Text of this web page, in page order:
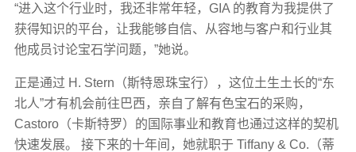
“进入这个行业时，我还非常年轻，GIA 的教育为我提供了
获得知识的平台，让我能够自信、从容地与客户和行业其
他成员讨论宝石学问题，”她说。
正是通过 H. Stern（斯特恩珠宝行），这位土生土长的“东
北人”才有机会前往巴西，亲自了解有色宝石的采购，
Castoro（卡斯特罗）的国际事业和教育也通过这样的契机
快速发展。 接下来的十年间，她就职于 Tiffany & Co.（蒂